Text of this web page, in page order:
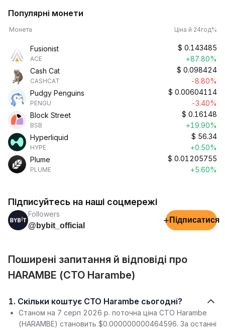
Популярні монети
Монета Ціна й 24год%
Fusionist
ACE
$ 0.143485
+87.80%
Cash Cat
CASHCAT
$ 0.098424
-8.80%
Pudgy Penguins
PENGU
$ 0.00604114
-3.40%
Block Street
BSB
$ 0.16148
+19.90%
Hyperliquid
HYPE
$ 56.34
+0.50%
Plume
PLUME
$ 0.01205755
+5.60%
Підписуйтесь на наші соцмережі
Followers
@bybit_official
+ Підписатися
Поширені запитання й відповіді про
HARAMBE (CTO Harambe)
1. Скільки коштує CTO Harambe сьогодні?
Станом на 7 серп 2026 р. поточна ціна CTO Harambe
(HARAMBE) становить $0.000000000464596. За останні